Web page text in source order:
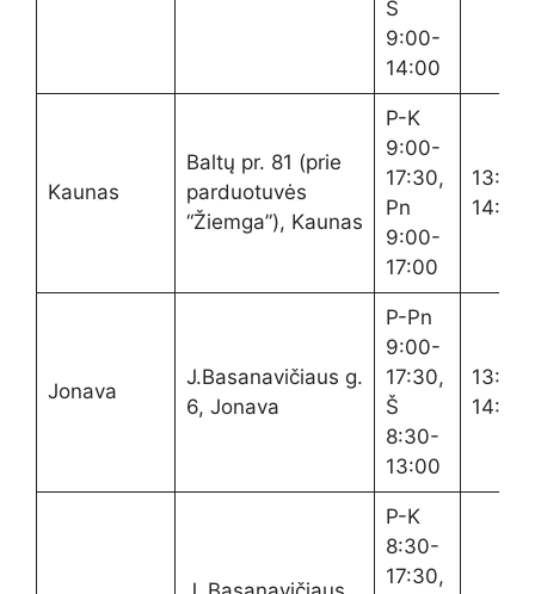
Š
9:00-
14:00
Kaunas
Baltų pr. 81 (prie
parduotuvės
“Žiemga”), Kaunas
P-K
9:00-
17:30,
Pn
9:00-
17:00
13:00-
14:00
Jonava
J.Basanavičiaus g.
6, Jonava
P-Pn
9:00-
17:30,
Š
8:30-
13:00
13:00-
14:00
P-K
8:30-
17:30,